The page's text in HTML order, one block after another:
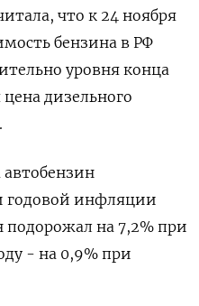
что к 24 ноября
бензина в РФ
уровня конца
дизельного
автобензин
годовой инфляции
подорожал на 7,2% при
- на 0,9% при